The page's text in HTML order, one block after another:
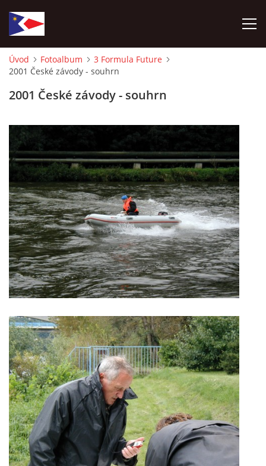
ÚVOD
HISTORIE
SOUČASNOST
VIZE BUDOUCNOSTI
FOTOALBUM
LODĚNICE A OKOLÍ
ROČENKA 2026
PLOVOUCÍ LODĚNICE
VIDEOALBUM
UŽITEČNÉ ODKAZY
Úvod Fotoalbum
3 Formula Future
2001 České závody - souhrn
2001 České závody - souhrn